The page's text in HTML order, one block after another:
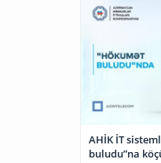
AHİK İT
buludu”na